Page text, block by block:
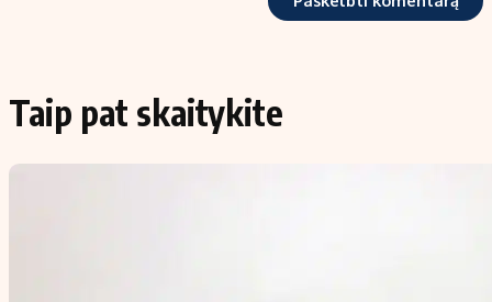
Taip pat skaitykite